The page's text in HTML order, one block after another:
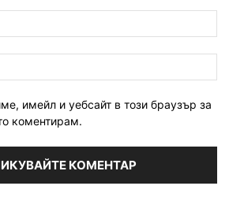
имейл и уебсайт в този браузър за
коментирам.